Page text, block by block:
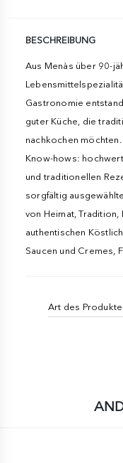
BESCHREIBUNG
Aus Menàs über 90-
Gastronomie
guter Küche, die
nachkochen
Know-hows:
und traditionellen
sorgfältig
von Heimat, Tradition,
authentischen
Saucen und Cremes,
Art des